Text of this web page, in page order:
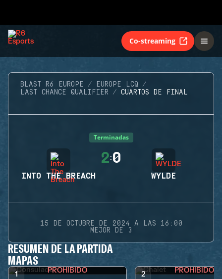
Co-streaming
BLAST R6 EUROPE
EUROPE LCQ
LAST CHANCE QUALIFIER
CUARTOS DE FINAL
Terminadas
INTO THE BREACH
2:0
WYLDE
15 DE OCTUBRE DE 2024 A LAS 16:00
MEJOR DE 3
RESUMEN DE LA PARTIDA
MAPAS
1 PROHIBIDO 2 PROHIBIDO